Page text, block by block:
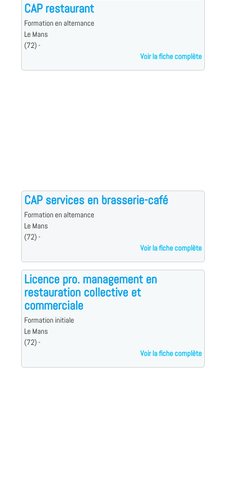
CAP restaurant
Formation en alternance
Le Mans
(72) -
Voir la fiche complète
CAP services en brasserie-café
Formation en alternance
Le Mans
(72) -
Voir la fiche complète
Licence pro. management en
restauration collective et
commerciale
Formation initiale
Le Mans
(72) -
Voir la fiche complète